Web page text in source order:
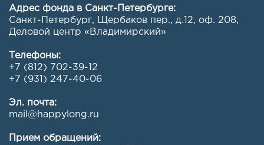
Адрес фонда в Санкт-Петербурге:
Санкт-Петербург, Щербаков пер., д.12, оф. 208,
Деловой центр «Владимирский»
Телефоны:
+7 (812) 702-39-12
+7 (931) 247-40-06
Эл. почта:
mail@happylong.ru
Прием обращений: